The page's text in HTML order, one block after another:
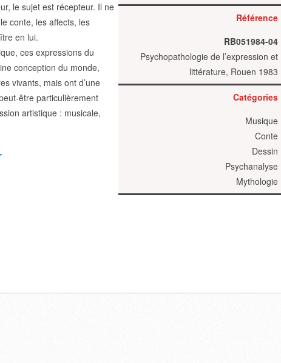
le sujet est récepteur. Il ne
conte, les affects, les
en lui.
ces expressions du
conception du monde,
vivants, mais ont d’une
être particulièrement
artistique : musicale,
Référence
RB051984-04
Psychopathologie de l’expression et
littérature, Rouen 1983
Catégories
Musique
Conte
Dessin
Psychanalyse
Mythologie